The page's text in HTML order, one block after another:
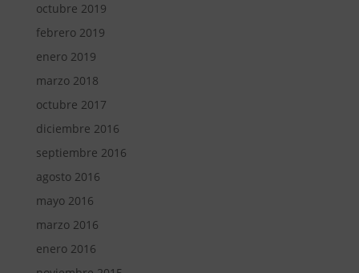
octubre 2019
febrero 2019
enero 2019
marzo 2018
octubre 2017
diciembre 2016
septiembre 2016
agosto 2016
mayo 2016
marzo 2016
enero 2016